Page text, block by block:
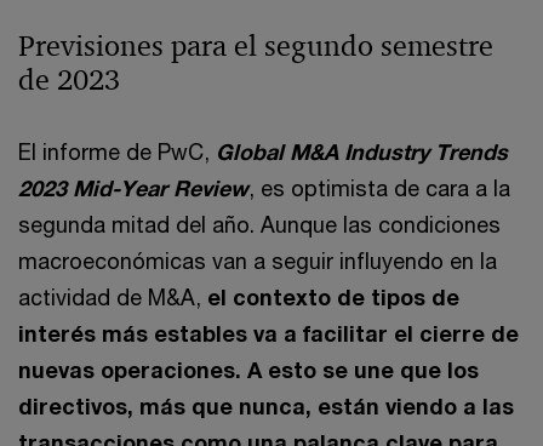
Previsiones para el segundo semestre
de 2023
El informe de PwC, Global M&A Industry Trends
2023 Mid-Year Review, es optimista de cara a la
segunda mitad del año. Aunque las condiciones
macroeconómicas van a seguir influyendo en la
actividad de M&A, el contexto de tipos de
interés más estables va a facilitar el cierre de
nuevas operaciones. A esto se une que los
directivos, más que nunca, están viendo a las